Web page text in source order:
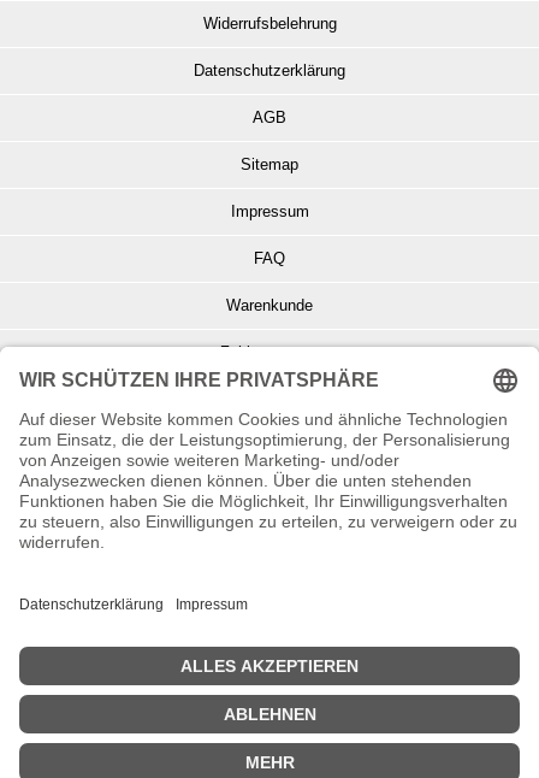
Widerrufsbelehrung
Datenschutzerklärung
AGB
Sitemap
Impressum
FAQ
Warenkunde
Zahlungsarten
Info zu Elektro- u. Elektronikgeräten
Batterieentsorgung
Informationen zur Echtheit von Kundenbewertungen
© Copyright 2026 Wohnambiente-Shop